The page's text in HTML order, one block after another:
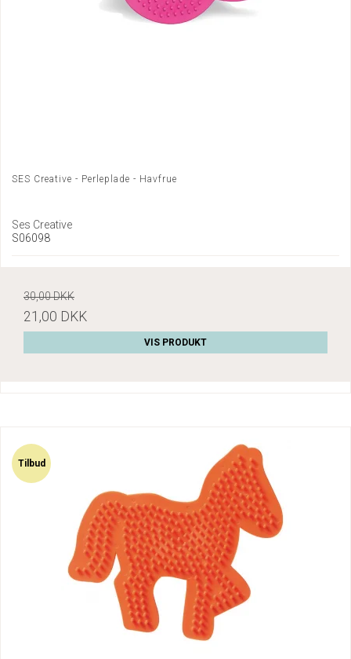
SES Creative - Perleplade - Havfrue
Ses Creative
S06098
30,00 DKK
21,00 DKK
VIS PRODUKT
Tilbud